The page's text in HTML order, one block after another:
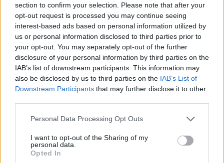
section to confirm your selection. Please note that after your
opt-out request is processed you may continue seeing
interest-based ads based on personal information utilized by
us or personal information disclosed to third parties prior to
your opt-out. You may separately opt-out of the further
disclosure of your personal information by third parties on the
IAB’s list of downstream participants. This information may
also be disclosed by us to third parties on the IAB’s List of
Downstream Participants that may further disclose it to other
Please note that this website/app uses one or more Google
not limited to your visit or usage behaviour. You may click to
grant or deny consent to Google and its third-party tags to
use your data for below specified purposes in below Google
Personal Data Processing Opt Outs
I want to opt-out of the Sharing of my
personal data.
Opted In